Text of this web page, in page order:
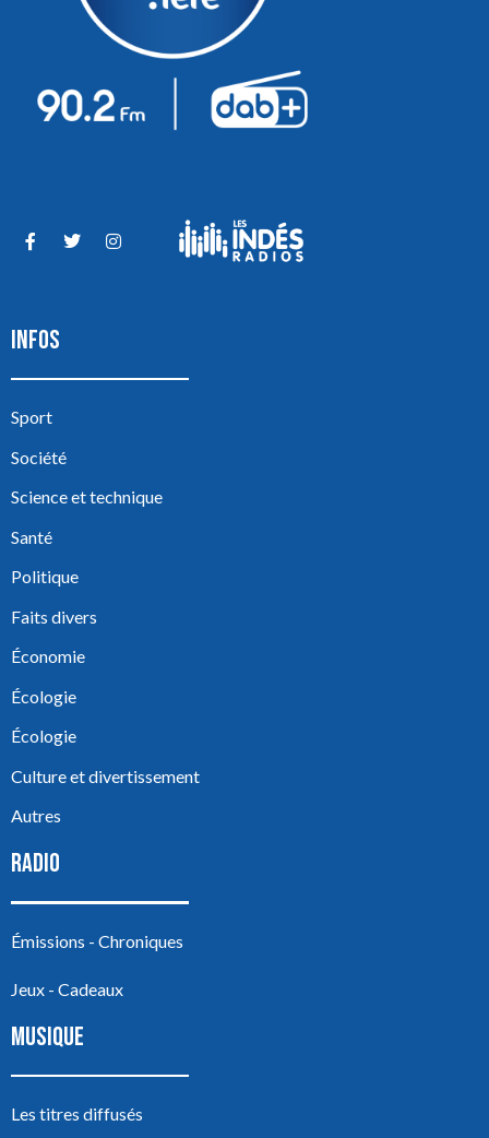
INFOS
Sport
Société
Science et technique
Santé
Politique
Faits divers
Économie
Écologie
Écologie
Culture et divertissement
Autres
RADIO
Émissions - Chroniques
Jeux - Cadeaux
MUSIQUE
Les titres diffusés